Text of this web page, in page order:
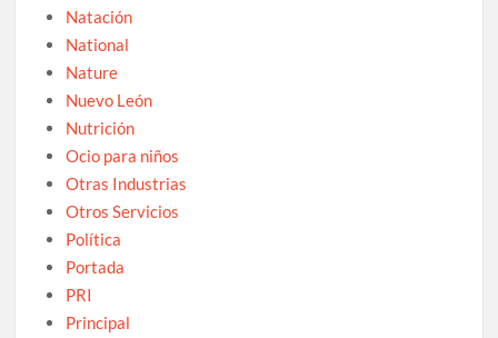
Natación
National
Nature
Nuevo León
Nutrición
Ocio para niños
Otras Industrias
Otros Servicios
Política
Portada
PRI
Principal